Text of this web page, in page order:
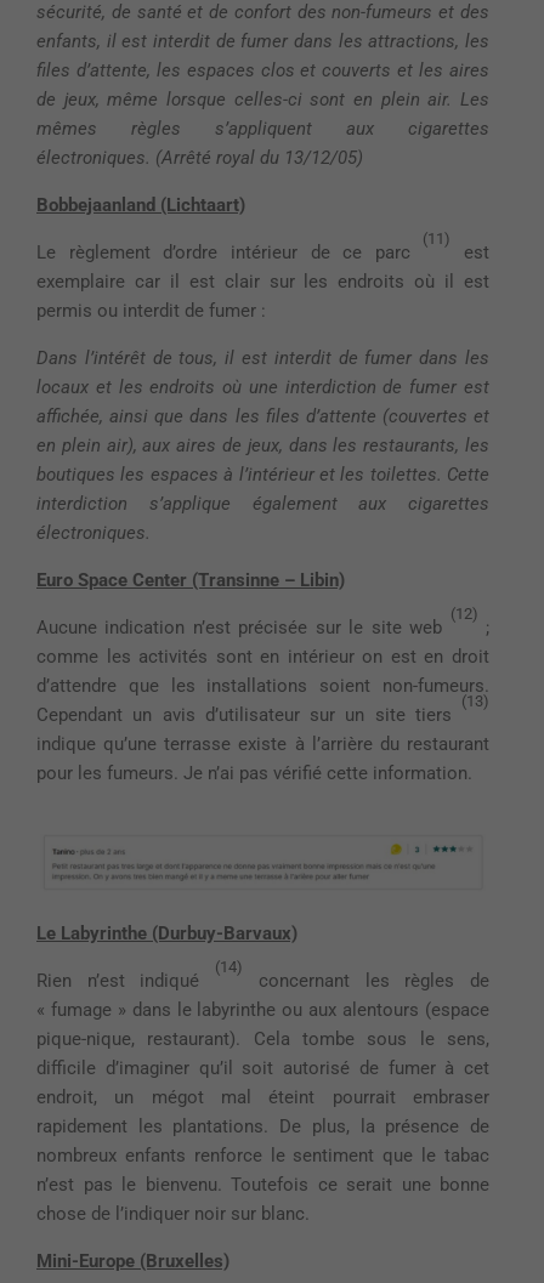
sécurité, de santé et de confort des non-fumeurs et des
enfants, il est interdit de fumer dans les attractions, les
files d’attente, les espaces clos et couverts et les aires
de jeux, même lorsque celles-ci sont en plein air. Les
mêmes règles s’appliquent aux cigarettes
électroniques. (Arrêté royal du 13/12/05)
Bobbejaanland (Lichtaart)
Le règlement d’ordre intérieur de ce parc
(11)
est
exemplaire car il est clair sur les endroits où il est
permis ou interdit de fumer :
Dans l’intérêt de tous, il est interdit de fumer dans les
locaux et les endroits où une interdiction de fumer est
affichée, ainsi que dans les files d’attente (couvertes et
en plein air), aux aires de jeux, dans les restaurants, les
boutiques les espaces à l’intérieur et les toilettes. Cette
interdiction s’applique également aux cigarettes
électroniques.
Euro Space Center (Transinne – Libin)
Aucune indication n’est précisée sur le site web
(12)
;
comme les activités sont en intérieur on est en droit
d’attendre que les installations soient non-fumeurs.
Cependant un avis d’utilisateur sur un site tiers
(13)
indique qu’une terrasse existe à l’arrière du restaurant
pour les fumeurs. Je n’ai pas vérifié cette information.
Le Labyrinthe (Durbuy-Barvaux)
Rien n’est indiqué
(14)
concernant les règles de
« fumage » dans le labyrinthe ou aux alentours (espace
pique-nique, restaurant). Cela tombe sous le sens,
difficile d’imaginer qu’il soit autorisé de fumer à cet
endroit, un mégot mal éteint pourrait embraser
rapidement les plantations. De plus, la présence de
nombreux enfants renforce le sentiment que le tabac
n’est pas le bienvenu. Toutefois ce serait une bonne
chose de l’indiquer noir sur blanc.
Mini-Europe (Bruxelles)